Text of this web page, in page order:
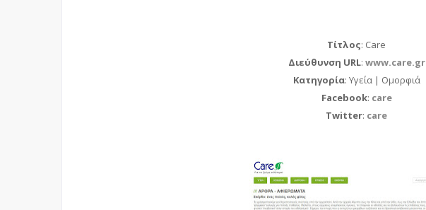
Τίτλος: Care
Διεύθυνση URL: www.care.gr
Κατηγορία: Υγεία | Ομορφιά
Facebook: care
Twitter: care